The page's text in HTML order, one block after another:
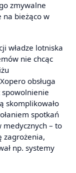
zmywalne
na bieżąco w
władze lotniska
nie chcąc
obsługa
spowolnienie
skomplikowało
spotkań
medycznych – to
zagrożenia,
np. systemy